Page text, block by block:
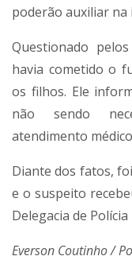
poderão auxiliar na
Questionado
havia cometido o
os filhos. Ele
não sendo
atendimento
Diante dos fatos,
e o suspeito
Delegacia de
Everson Coutinho /